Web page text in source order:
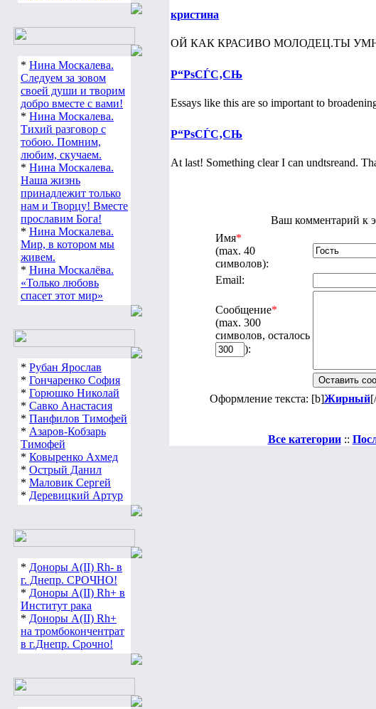
* Нина Москалева.
Следуем за зовом
своей души и творим
добро вместе с вами!
* Нина Москалева.
Тихий разговор с
тобою. Помним,
любим, скучаем.
* Нина Москалева.
Наша жизнь
принадлежит только
нам и Творцу! Вместе
прославим Бога!
* Нина Москалева.
Мир, в котором мы
живем.
* Нина Москалёва.
«Только любовь
спасет этот мир»
* Рубан Ярослав
* Гончаренко София
* Горюшко Николай
* Савко Анастасия
* Панфилов Тимофей
* Азаров-Кобзарь
Тимофей
* Ковыренко Ахмед
* Острый Данил
* Маловик Сергей
* Деревицкий Артур
* Доноры А(ІІ) Rh- в
г. Днепр. СРОЧНО!
* Доноры А(ІІ) Rh+ в
Институт рака
* Доноры А(ІІ) Rh+
на тромбокончентрат
в г.Днепр. Срочно!
кристина
ОЙ КАК КРАСИВО МОЛОДЕЦ.ТЫ
Р“РѕСЃС‚СЊ
Essays like this are so important to
Р“РѕСЃС‚СЊ
At last! Something clear I can undtsreand.
Ваш комментарий к
Имя*
(max. 40
символов):
Email:
Сообщение*
(max. 300
символов, осталось
):
Оформление текста: [b]Жирный
Все категории::